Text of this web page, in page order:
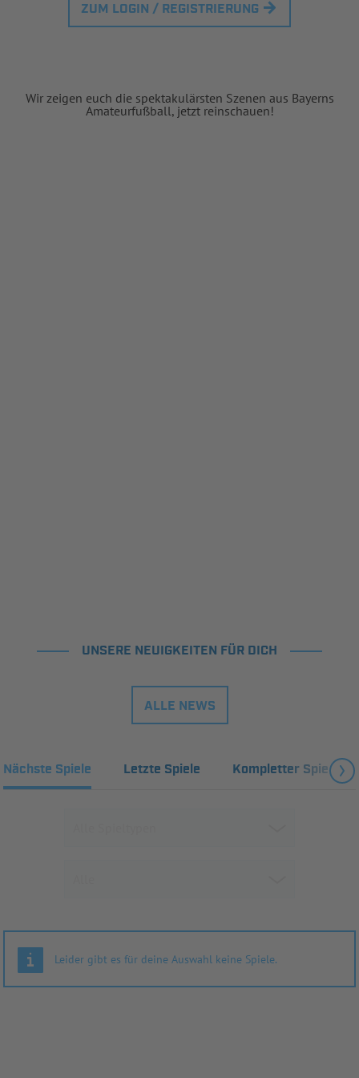
ZUM LOGIN / REGISTRIERUNG
Wir zeigen euch die spektakulärsten Szenen aus Bayerns
Amateurfußball, jetzt reinschauen!
UNSERE NEUIGKEITEN FÜR DICH
ALLE NEWS
Nächste Spiele Letzte Spiele Kompletter Spielplan
Leider gibt es für deine Auswahl keine Spiele.